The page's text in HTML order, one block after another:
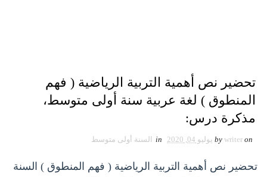
تحضير نص أهمية التربية الرياضية ( فهم
المنطوق ) لغة عربية سنة أولى متوسط،
مذكرة درس:
by writer on يوليو 04, 2020 in السنة أولى متوسط
تحضير نص أهمية التربية الرياضية ( فهم المنطوق ) السنة